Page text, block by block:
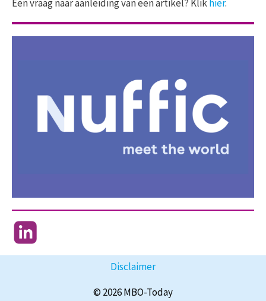
Een vraag naar aanleiding van een artikel? Klikhier.
Disclaimer
© 2026 MBO-Today